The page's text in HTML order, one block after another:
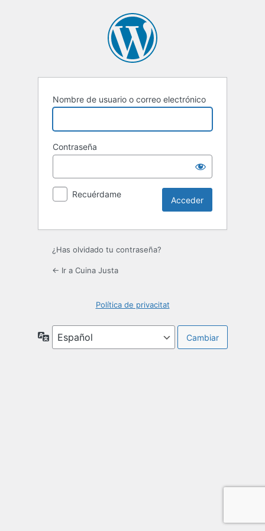
Nombre de usuario o correo electrónico
Contraseña
Recuérdame
¿Has olvidado tu contraseña?
← Ir a Cuina Justa
Política de privacitat
Idioma